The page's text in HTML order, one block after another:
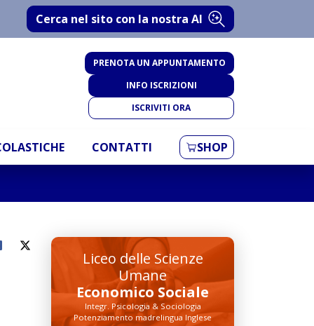
Cerca nel sito con la nostra AI
PRENOTA UN APPUNTAMENTO
INFO ISCRIZIONI
ISCRIVITI ORA
CONTATTI SHOP
Liceo delle Scienze
Umane
Economico Sociale
Integr. Psicologia & Sociologia
Potenziamento madrelingua Inglese